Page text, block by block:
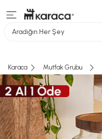
Aradığın Her Şey
Karaca Mutfak Grubu